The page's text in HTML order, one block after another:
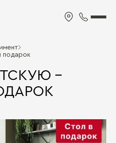
подарок
–